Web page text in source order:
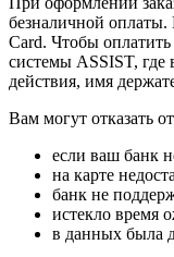
безналичной
Card. Чтобы оплатить
системы ASSIST,
действия, имя
Вам могут отказать
если ваш банк
на карте
банк не
истекло время
в данных была